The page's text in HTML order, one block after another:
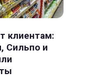
клиентам:
Сильпо и